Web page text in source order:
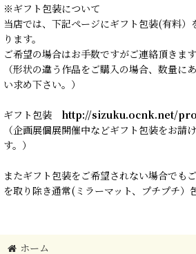
※ギフト包装について
当店では、下記ページにギフト包装(有料）
ります。
ご希望の場合はお手数ですがご連絡頂きま
（形状の違う作品をご購入の場合、数量に
い求め下さい。）
ギフト包装 http://sizuku.ocnk.net/
（企画展個展開催中などギフト包装をお請
す。）
またギフト包装をご希望されない場合でも
を取り除き通常(ミラーマット、プチプチ）
ホーム